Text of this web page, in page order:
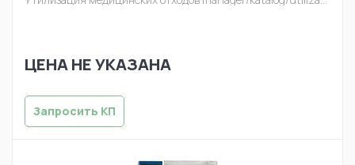
ЦЕНА НЕ УКАЗАНА
Запросить КП